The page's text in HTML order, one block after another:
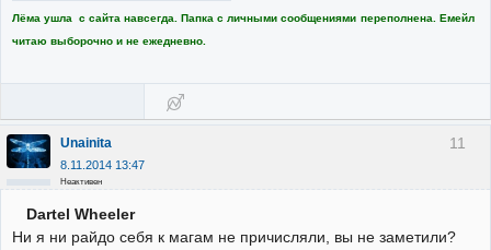
Лёма ушла с сайта навсегда. Папка с личными сообщениями переполнена. Емейл
читаю выборочно и не ежедневно.
11
Unainita
8.11.2014 13:47
Неактивен
Dartel Wheeler
Ни я ни райдо себя к магам не причисляли, вы не заметили?